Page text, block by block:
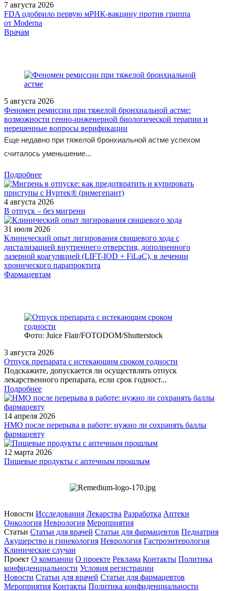
7 августа 2026
FDA одобрило первую мРНК‑вакцину против гриппа
от Moderna
/doctor/gastroenterology/
Врачам
5 августа 2026
Феномен ремиссии при тяжелой бронхиальной астме:
возможности генно-инженерной биологической терапии и
нерешенные вопросы верификации
Еще недавно при тяжелой бронхиальной астме успехом
считалось уменьшение...
Подробнее
4 августа 2026
В отпуск – без мигрени
31 июля 2026
Клинический опыт лигирования свищевого хода с
дистализацией внутреннего отверстия, дополненного
лазерной коагуляцией (LIFT-IOD + FiLaC), в лечении
хронического парапроктита
Фармацевтам
Фото: Juice Flair/FOTODOM/Shutterstoсk
3 августа 2026
Отпуск препарата с истекающим сроком годности
Подскажите, допускается ли осуществлять отпуск
лекарственного препарата, если срок годност...
Подробнее
14 апреля 2026
НМО после перерыва в работе: нужно ли сохранять баллы
фармацевту
12 марта 2026
Пищевые продукты с аптечным прошлым
Новости Исследования Лекарства Разработка Аптеки
Онкология Неврология Мероприятия
Статьи Статьи для врачей Статьи для фармацевтов Педиатрия
Акушерство и гинекология Неврология Гастроэнтерология
Клинические случаи
Проект О компании О проекте Реклама Контакты Политика
конфиденциальности Условия регистрации
Новости Статьи для врачей Статьи для фармацевтов
Мероприятия Контакты Политика конфиденциальности